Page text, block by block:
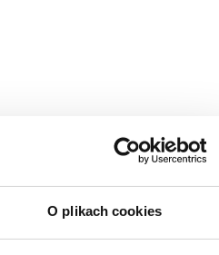
O plikach cookies